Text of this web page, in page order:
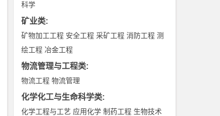
科学
矿业类:
矿物加工工程 安全工程 采矿工程 消防工程 测
绘工程 冶金工程
物流管理与工程类:
物流工程 物流管理
化学化工与生命科学类:
化学工程与工艺 应用化学 制药工程 生物技术